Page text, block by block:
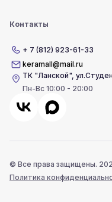
Контакты
+ 7 (812) 923-61-33
keramall@mail.ru
ТК "Ланской",
Пн-Вс 10:00 - 20:00
© Все права защищены.
Политика